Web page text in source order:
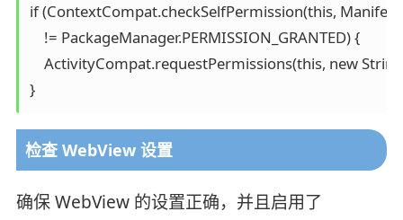
if (ContextCompat.checkSelfPermission(this,
    != PackageManager.PERMISSION_GRANTED) {
ActivityCompat.requestPermissions(this, new
}
检查 WebView 设置
确保 WebView 的设置正确，并且启用了